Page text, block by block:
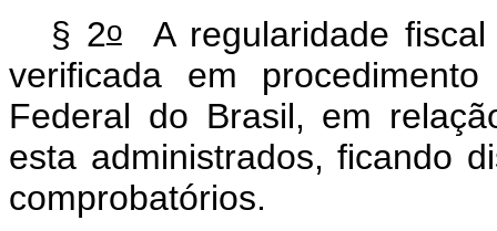
§ 2oA regularidade fiscal
verificada em
Federal do Brasil, em
esta administrados, ficando
comprobatórios.